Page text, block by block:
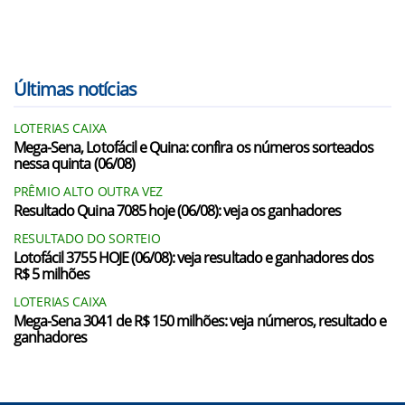
Últimas notícias
LOTERIAS CAIXA
Mega-Sena, Lotofácil e Quina: confira os números sorteados
nessa quinta (06/08)
PRÊMIO ALTO OUTRA VEZ
Resultado Quina 7085 hoje (06/08): veja os ganhadores
RESULTADO DO SORTEIO
Lotofácil 3755 HOJE (06/08): veja resultado e ganhadores dos
R$ 5 milhões
LOTERIAS CAIXA
Mega-Sena 3041 de R$ 150 milhões: veja números, resultado e
ganhadores